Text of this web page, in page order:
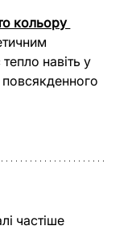
кольору
навіть у
частіше